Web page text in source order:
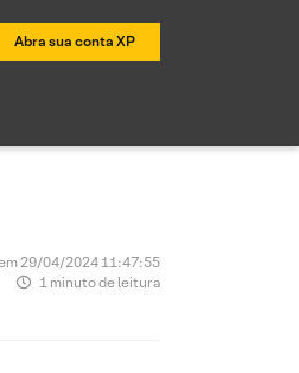
Abra sua conta XP
29/04/2024 11:47:55
1 minuto de leitura